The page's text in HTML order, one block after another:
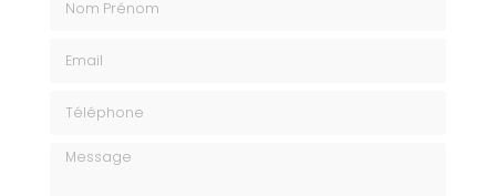
Message